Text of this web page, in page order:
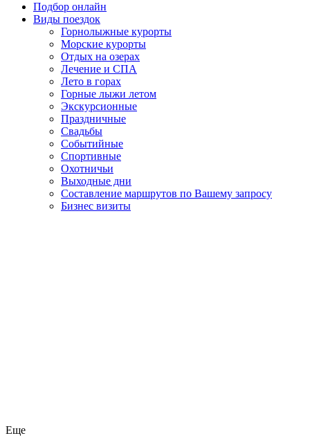
Подбор онлайн
Виды поездок
Горнолыжные курорты
Морские курорты
Отдых на озерах
Лечение и СПА
Лето в горах
Горные лыжи летом
Экскурсионные
Праздничные
Свадьбы
Событийные
Спортивные
Охотничьи
Выходные дни
Составление маршрутов по Вашему запросу
Бизнес визиты
Еще